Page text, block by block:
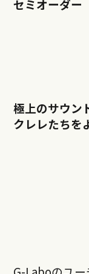
セミオーダー
極上のサウン
クレレたちを